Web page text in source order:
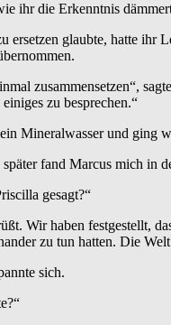
ihr die Erkenntnis
ersetzen glaubte, hatte ihr
zusammensetzen“,
zu besprechen.“
Mineralwasser und ging
fand Marcus mich in
gesagt?“
Wir haben festgestellt,
zu tun hatten. Die
sich.